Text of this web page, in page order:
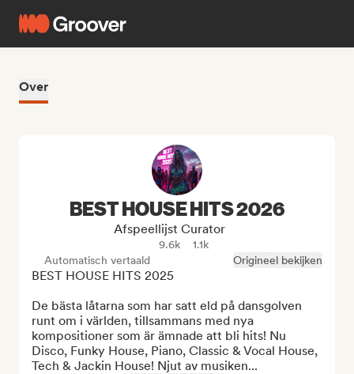
Over
BEST HOUSE HITS 2026
Afspeellijst Curator
9.6k
1.1k
Automatisch vertaald
Origineel bekijken
BEST HOUSE HITS 2025
De bästa låtarna som har satt eld på dansgolven
runt om i världen, tillsammans med nya
kompositioner som är ämnade att bli hits! Nu
Disco, Funky House, Piano, Classic & Vocal House,
Tech & Jackin House! Njut av musiken...